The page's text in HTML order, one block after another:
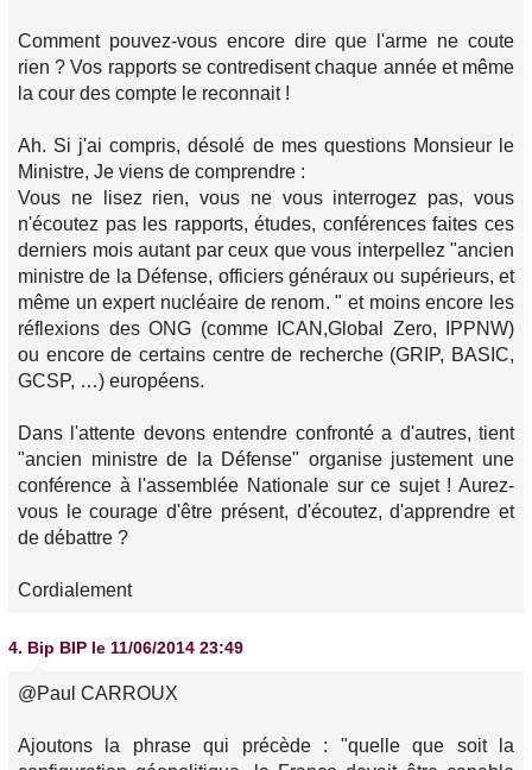
Comment pouvez-vous encore dire que l'arme ne coute
rien ? Vos rapports se contredisent chaque année et même
la cour des compte le reconnait !
Ah. Si j'ai compris, désolé de mes questions Monsieur le
Ministre, Je viens de comprendre :
Vous ne lisez rien, vous ne vous interrogez pas, vous
n'écoutez pas les rapports, études, conférences faites ces
derniers mois autant par ceux que vous interpellez "ancien
ministre de la Défense, officiers généraux ou supérieurs, et
même un expert nucléaire de renom. " et moins encore les
réflexions des ONG (comme ICAN,Global Zero, IPPNW)
ou encore de certains centre de recherche (GRIP, BASIC,
GCSP, …) européens.
Dans l'attente devons entendre confronté a d'autres, tient
"ancien ministre de la Défense" organise justement une
conférence à l'assemblée Nationale sur ce sujet ! Aurez-
vous le courage d'être présent, d'écoutez, d'apprendre et
de débattre ?
Cordialement
4. Bip BIP le 11/06/2014 23:49
@Paul CARROUX
Ajoutons la phrase qui précède : "quelle que soit la